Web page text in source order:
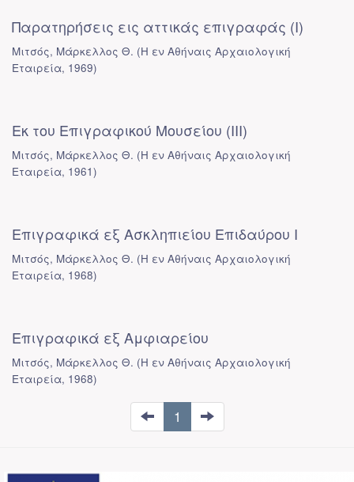
Παρατηρήσεις εις αττικάς επιγραφάς (Ι)
Μιτσός, Μάρκελλος Θ. (Η εν Αθήναις Αρχαιολογική
Εταιρεία, 1969)
Εκ του Επιγραφικού Μουσείου (ΙΙΙ)
Μιτσός, Μάρκελλος Θ. (Η εν Αθήναις Αρχαιολογική
Εταιρεία, 1961)
Επιγραφικά εξ Ασκληπιείου Επιδαύρου Ι
Μιτσός, Μάρκελλος Θ. (Η εν Αθήναις Αρχαιολογική
Εταιρεία, 1968)
Επιγραφικά εξ Αμφιαρείου
Μιτσός, Μάρκελλος Θ. (Η εν Αθήναις Αρχαιολογική
Εταιρεία, 1968)
1